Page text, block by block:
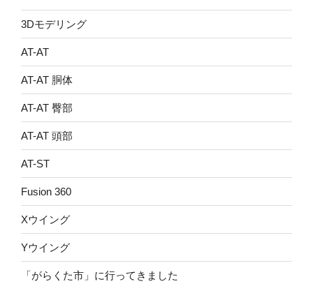
3Dモデリング
AT-AT
AT-AT 胴体
AT-AT 臀部
AT-AT 頭部
AT-ST
Fusion 360
Xウイング
Yウイング
「がらくた市」に行ってきました